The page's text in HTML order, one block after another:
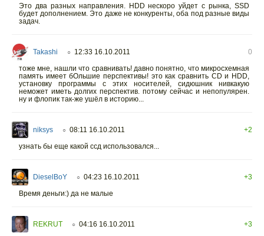
Это два разных направления. HDD нескоро уйдет с рынка, SSD
будет дополнением. Это даже не конкуренты, оба под разные виды
задач.
Takashi ○ 12:33 16.10.2011
0
тоже мне, нашли что сравнивать! давно понятно, что микросхемная
память имеет бОльшие перспективы! это как сравнить CD и HDD,
установку программы с этих носителей, сидюшник нивкакую
неможет иметь долгих перспектив. потому сейчас и непопулярен.
ну и флопик так-же ушёл в историю...
niksys ○ 08:11 16.10.2011
+2
узнать бы еще какой ссд использовался...
DieselBoY ○ 04:23 16.10.2011
+3
Время деньги:) да не малые
REKRUT ○ 04:16 16.10.2011
+3